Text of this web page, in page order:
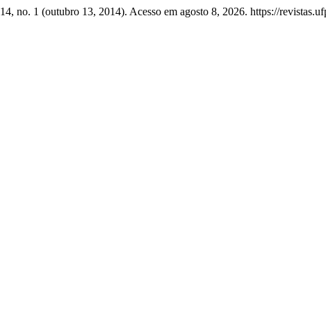
14, no. 1 (outubro 13, 2014). Acesso em agosto 8, 2026. https://